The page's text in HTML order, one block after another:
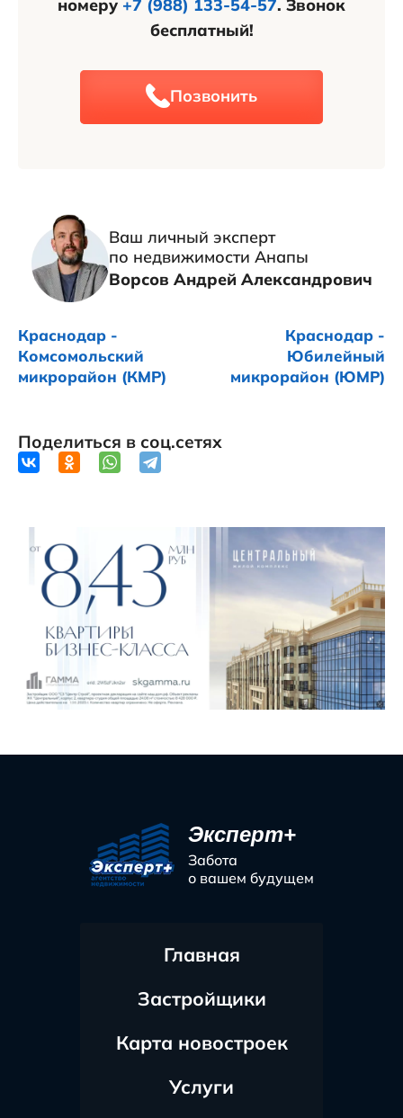
номеру +7 (988) 133-54-57. Звонок
бесплатный!
Позвонить
Ваш личный эксперт
по недвижимости Анапы
Ворсов Андрей Александрович
Краснодар -
Комсомольский
микрорайон (КМР)
Краснодар -
Юбилейный
микрорайон (ЮМР)
Поделиться в соц.сетях
Эксперт+
Забота
о вашем будущем
Главная
Застройщики
Карта новостроек
Услуги